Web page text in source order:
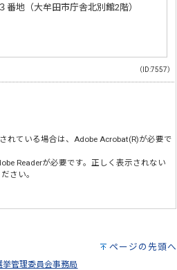
番地（大牟田市庁舎北別館2階）
（ID:7557）
れている場合は、Adobe Acrobat(R)が必要で
Readerが必要です。正しく表示されない
さい。
ページの先頭へ
挙管理委員会事務局